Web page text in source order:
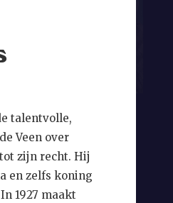
talentvolle,
Veen over
zijn recht. Hij
en zelfs koning
1927 maakt